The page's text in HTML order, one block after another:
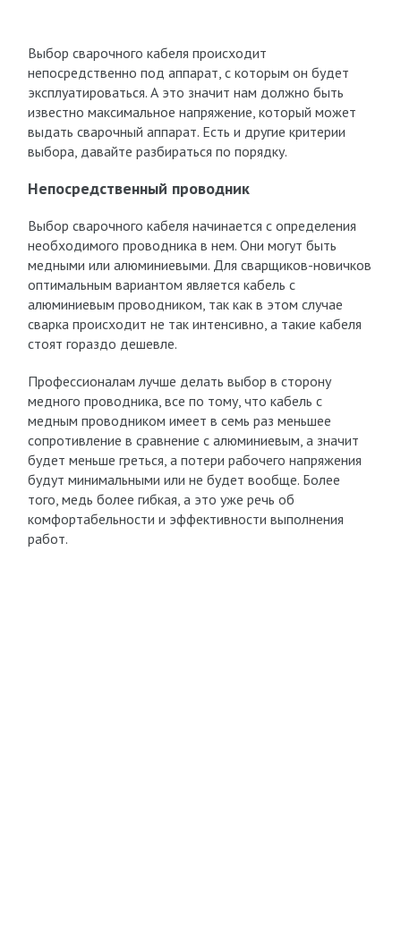
Выбор сварочного кабеля происходит
непосредственно под аппарат, с которым он будет
эксплуатироваться. А это значит нам должно быть
известно максимальное напряжение, который может
выдать сварочный аппарат. Есть и другие критерии
выбора, давайте разбираться по порядку.
Непосредственный проводник
Выбор сварочного кабеля начинается с определения
необходимого проводника в нем. Они могут быть
медными или алюминиевыми. Для сварщиков-новичков
оптимальным вариантом является кабель с
алюминиевым проводником, так как в этом случае
сварка происходит не так интенсивно, а такие кабеля
стоят гораздо дешевле.
Профессионалам лучше делать выбор в сторону
медного проводника, все по тому, что кабель с
медным проводником имеет в семь раз меньшее
сопротивление в сравнение с алюминиевым, а значит
будет меньше греться, а потери рабочего напряжения
будут минимальными или не будет вообще. Более
того, медь более гибкая, а это уже речь об
комфортабельности и эффективности выполнения
работ.